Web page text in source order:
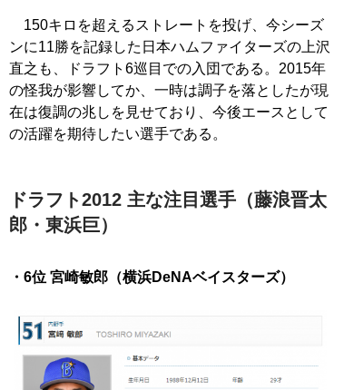
150キロを超えるストレートを投げ、今シーズ
ンに11勝を記録した日本ハムファイターズの上沢
直之も、ドラフト6巡目での入団である。2015年
の怪我が影響してか、一時は調子を落としたが現
在は復調の兆しを見せており、今後エースとして
の活躍を期待したい選手である。
ドラフト2012 主な注目選手（藤浪晋太
郎・東浜巨）
・6位 宮崎敏郎（横浜DeNAベイスターズ）